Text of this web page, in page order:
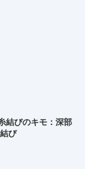
結びのキモ：深部
び